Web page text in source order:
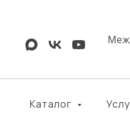
Каталог